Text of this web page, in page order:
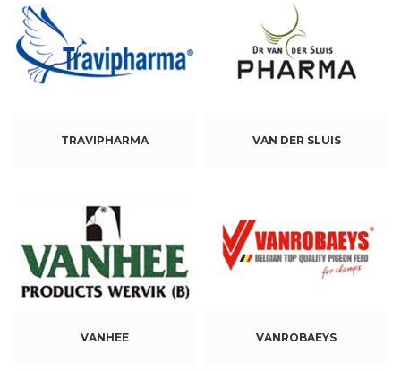
TRAVIPHARMA VAN DER SLUIS
VANHEE VANROBAEYS